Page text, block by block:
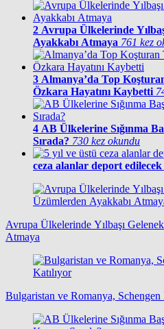
2 Avrupa Ülkelerinde
Ayakkabı Atmaya 761 kez
3 Almanya’da Top
Özkara Hayatını Kaybetti
4 AB Ülkelerine Sığınma
Sırada? 730 kez okundu
ceza alanlar deport edilecek
Avrupa Ülkelerinde Yılbaşı
Atmaya
Bulgaristan ve Romanya, Schengen